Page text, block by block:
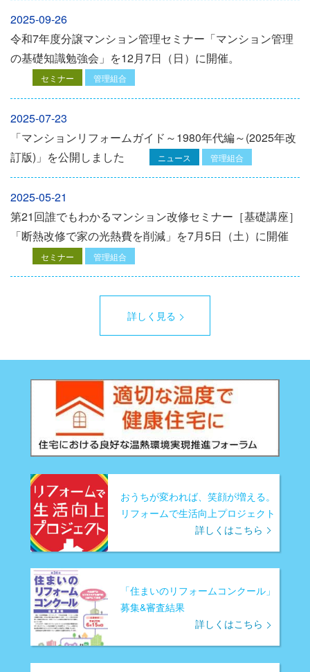
2025-09-26
令和7年度分譲マンション管理セミナー「マンション管理
の基礎知識勉強会」を12⽉7⽇（⽇）に開催。
セミナー 管理組合
2025-07-23
「マンションリフォームガイド～1980年代編～(2025年改
訂版)」を公開しました
ニュース 管理組合
2025-05-21
第21回誰でもわかるマンション改修セミナー［基礎講座］
「断熱改修で家の光熱費を削減」を7月5日（土）に開催
セミナー 管理組合
詳しく見る
おうちが変われば、笑顔が増える。
リフォームで生活向上プロジェクト
詳しくはこちら
「住まいのリフォームコンクール」
募集&審査結果
詳しくはこちら